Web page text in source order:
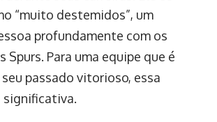
“muito destemidos”, um
profundamente com os
Spurs. Para uma equipe que é
passado vitorioso, essa
significativa.